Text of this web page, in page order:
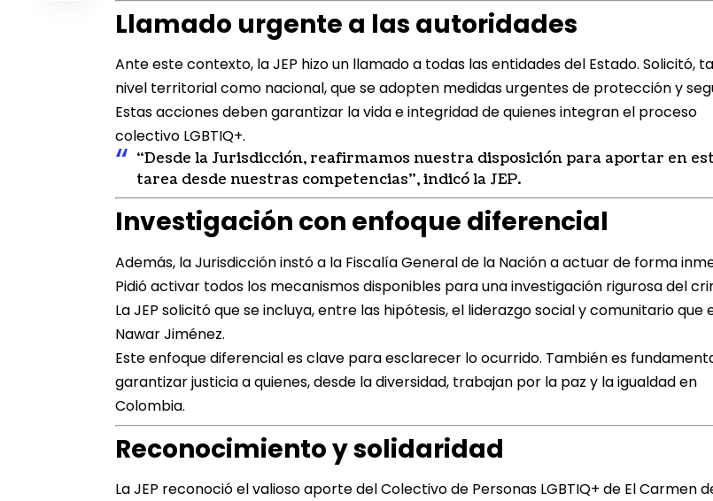
Llamado urgente a las autoridades
Ante este contexto, la JEP hizo un llamado a todas las entidades del Estado. Solicitó,
nivel territorial como nacional, que se adopten medidas urgentes de protección y
Estas acciones deben garantizar la vida e integridad de quienes integran el proceso
colectivo LGBTIQ+.
“Desde la Jurisdicción, reafirmamos nuestra disposición para aportar en
tarea desde nuestras competencias”, indicó la JEP.
Investigación con enfoque diferencial
Además, la Jurisdicción instó a la Fiscalía General de la Nación a actuar de forma
Pidió activar todos los mecanismos disponibles para una investigación rigurosa del
La JEP solicitó que se incluya, entre las hipótesis, el liderazgo social y comunitario que
Nawar Jiménez.
Este enfoque diferencial es clave para esclarecer lo ocurrido. También es
garantizar justicia a quienes, desde la diversidad, trabajan por la paz y la igualdad en
Colombia.
Reconocimiento y solidaridad
La JEP reconoció el valioso aporte del Colectivo de Personas LGBTIQ+ de El Carmen